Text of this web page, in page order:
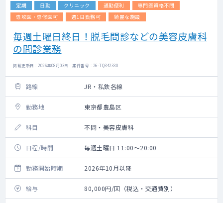
定期 日勤 クリニック 通勤便利
専門医資格不問
専攻医・専修医可
週1日勤務可 綺麗な施設
毎週土曜日終日！脱毛問診などの美容皮膚科
の問診業務
掲載更新日 : 2026年08月03日 案件番号 : 26-TQ342330
路線 JR・私鉄各線
勤務地 東京都豊島区
科目 不問・美容皮膚科
日程/時間 毎週土曜日 11:00～20:00
勤務開始時期 2026年10月以降
給与 80,000円/回（税込・交通費別）